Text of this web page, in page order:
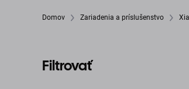
Domov Zariadenia a príslušenstvo
Filtrovať